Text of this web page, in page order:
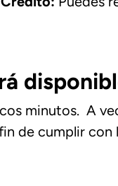
minutos. A
de cumplir